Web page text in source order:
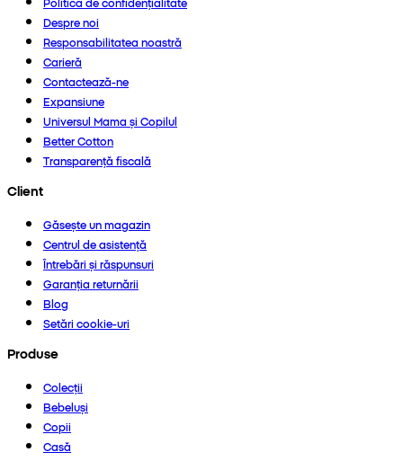
Despre noi
Responsabilitatea noastră
Carieră
Contactează-ne
Expansiune
Universul Mama și Copilul
Better Cotton
Transparență fiscală
Client
Găsește un magazin
Centrul de asistență
Întrebări și răspunsuri
Garanția returnării
Blog
Setări cookie-uri
Produse
Colecții
Bebeluși
Copii
Casă